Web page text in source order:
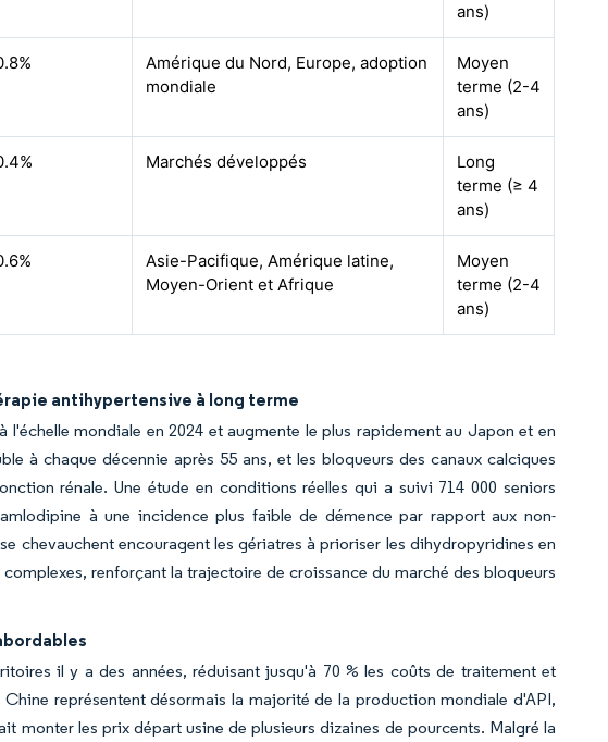
ans)
Amérique du Nord, Europe, adoption
mondiale
Moyen
terme (2-4
ans)
Marchés développés
Long
terme (≥ 4
ans)
Asie-Pacifique, Amérique latine,
Moyen-Orient et Afrique
Moyen
terme (2-4
ans)
antihypertensive à long terme
mondiale en 2024 et augmente le plus rapidement au Japon et en
à chaque décennie après 55 ans, et les bloqueurs des canaux calciques
rénale. Une étude en conditions réelles qui a suivi 714 000 seniors
à une incidence plus faible de démence par rapport aux non-
chevauchent encouragent les gériatres à prioriser les dihydropyridines en
renforçant la trajectoire de croissance du marché des bloqueurs
il y a des années, réduisant jusqu'à 70 % les coûts de traitement et
représentent désormais la majorité de la production mondiale d'API,
monter les prix départ usine de plusieurs dizaines de pourcents. Malgré la